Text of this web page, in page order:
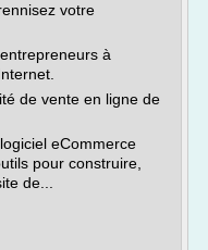
votre
à
de vente en ligne de
eCommerce
pour construire,
de...